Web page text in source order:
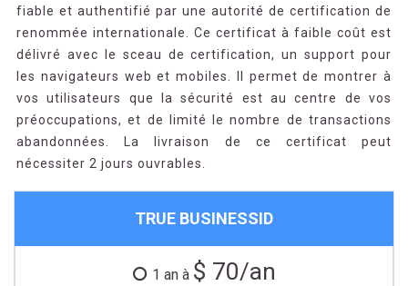
fiable et authentifié par une autorité de certification de
renommée internationale. Ce certificat à faible coût est
délivré avec le sceau de certification, un support pour
les navigateurs web et mobiles. Il permet de montrer à
vos utilisateurs que la sécurité est au centre de vos
préoccupations, et de limité le nombre de transactions
abandonnées. La livraison de ce certificat peut
nécessiter 2 jours ouvrables.
TRUE BUSINESSID
1 an à $ 70/an